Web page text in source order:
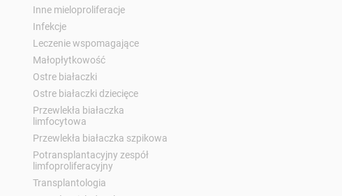
Inne mieloproliferacje
Infekcje
Leczenie wspomagające
Małopłytkowość
Ostre białaczki
Ostre białaczki dziecięce
Przewlekła białaczka
limfocytowa
Przewlekła białaczka szpikowa
Potransplantacyjny zespół
limfoproliferacyjny
Transplantologia